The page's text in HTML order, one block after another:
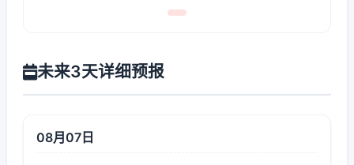
未来3天详细预报
08月07日